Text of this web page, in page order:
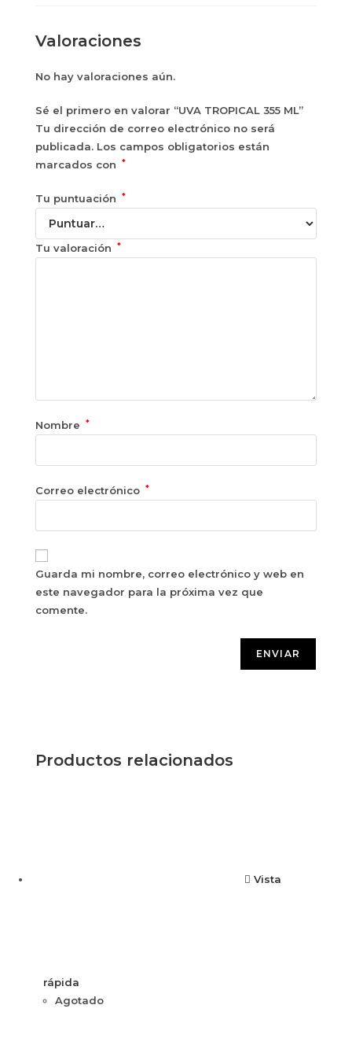
Valoraciones
No hay valoraciones aún.
Sé el primero en valorar “UVA TROPICAL 355 ML”
Tu dirección de correo electrónico no será
publicada. Los campos obligatorios están
marcados con
*
Tu puntuación *
Tu valoración *
Nombre *
Correo electrónico *
Guarda mi nombre, correo electrónico y web en
este navegador para la próxima vez que
comente.
Productos relacionados
Vista
rápida
Agotado